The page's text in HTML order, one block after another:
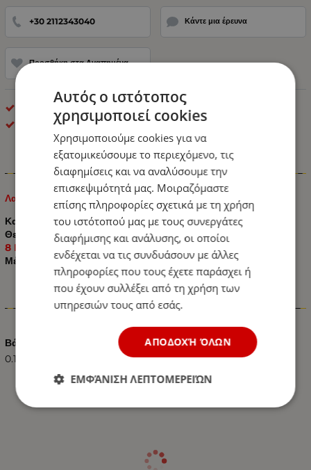
+30 2112343040 Κάντε μια έρευνα
Προσθήκη στα Αγαπημένα
Λαμπτήρες LED BA15S (1156)
Πληροφορίες
Λαμπτήρας LED BAU15S (1156) 8 SMD 24V Λευκό
Κανονική τάση: 24V
Θερμοκρασία λειτουργίας: -40°C έως 85°C
8 LED υψηλής φωτεινότητας SMD 3030.
Μέγεθος: 16,5 mm σε διάμετρο και 33,2 mm σε μήκος.
Χαρακτηριστικά
Βάρος (kg.)
0.10
Αυτός ο ιστότοπος
χρησιμοποιεί cookies
Χρησιμοποιούμε cookies για να
εξατομικεύσουμε το περιεχόμενο, τις
διαφημίσεις και να αναλύσουμε την
επισκεψιμότητά μας. Μοιραζόμαστε
επίσης πληροφορίες σχετικά με τη χρήση
του ιστότοπού μας με τους συνεργάτες
διαφήμισης και ανάλυσης, οι οποίοι
ενδέχεται να τις συνδυάσουν με άλλες
πληροφορίες που τους έχετε παράσχει ή
που έχουν συλλέξει από τη χρήση των
υπηρεσιών τους από εσάς.
ΑΠΟΔΟΧΉ ΌΛΩΝ
ΕΜΦΆΝΙΣΗ ΛΕΠΤΟΜΕΡΕΙΏΝ